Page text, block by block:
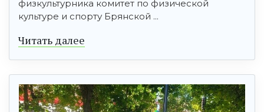
физкультурника комитет по физической
культуре и спорту Брянской ...
Читать далее